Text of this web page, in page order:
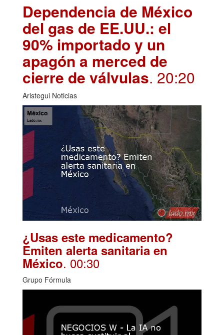
Dependencia de México
del gas de EE.UU.: el
90% importado y un
apagón a merced de
cierre de válvulas. 20:20
Aristegui Noticias
¿Usas este medicamento?
Emiten alerta sanitaria en
México. 00:30
Grupo Fórmula